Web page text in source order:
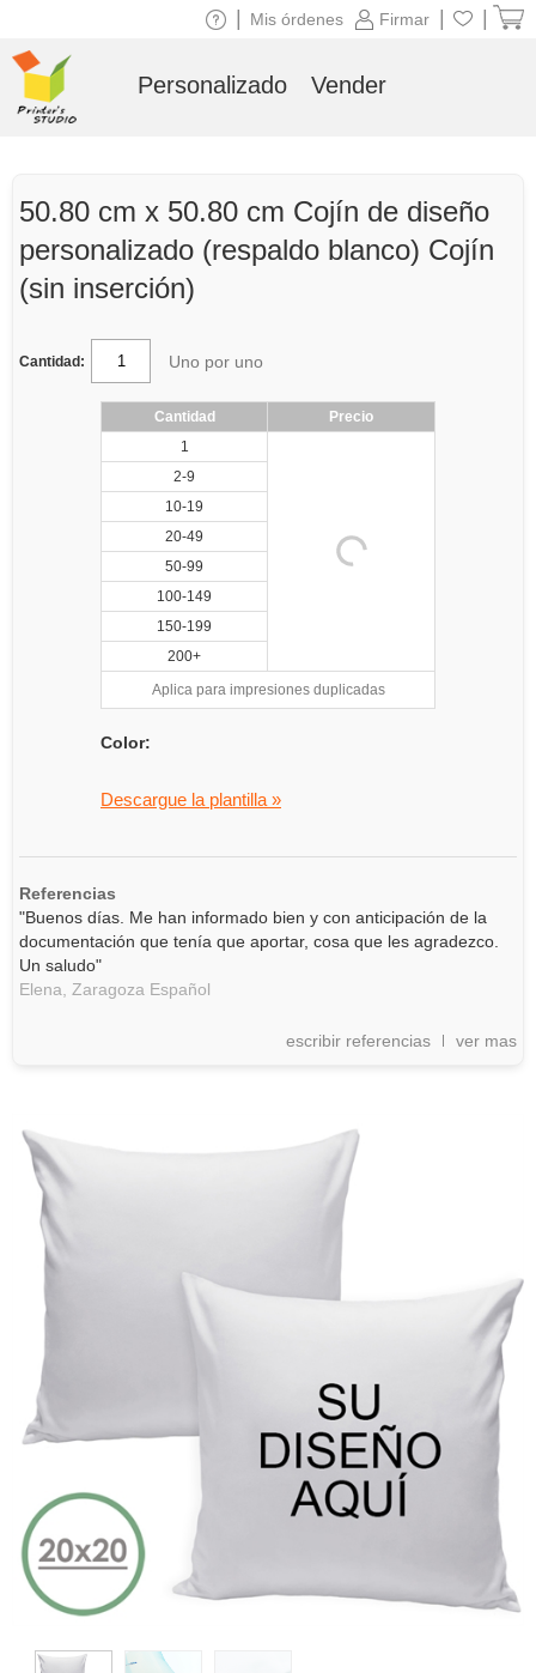
50.80 cm x 50.80 cm Cojín de diseño
personalizado (respaldo blanco) Cojín
(sin inserción)
Cantidad: Uno por uno
Cantidad
Precio
1
2-9
10-19
20-49
50-99
100-149
150-199
200+
Aplica para impresiones duplicadas
Color:
Descargue la plantilla »
Referencias
"Buenos días. Me han informado bien y con anticipación de la
documentación que tenía que aportar, cosa que les agradezco.
Un saludo"
Elena,
Zaragoza Español
escribir referencias ver mas
Firmar
Mis órdenes
Personalizado Vender